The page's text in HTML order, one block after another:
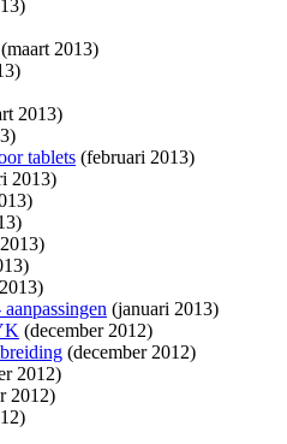
(maart 2013)
2013)
tablets (februari 2013)
2013)
(januari 2013)
(december 2012)
(december 2012)
2012)
2012)